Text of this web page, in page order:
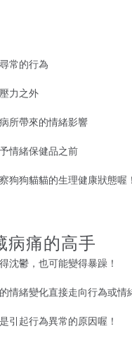
常的行為
力之外
所帶來的情緒影響
情緒保健品之前
狗狗貓貓的生理健康狀態喔！
病痛的高手
沈鬱，也可能變得暴躁！
情緒變化直接走向行為或情
引起行為異常的原因喔！